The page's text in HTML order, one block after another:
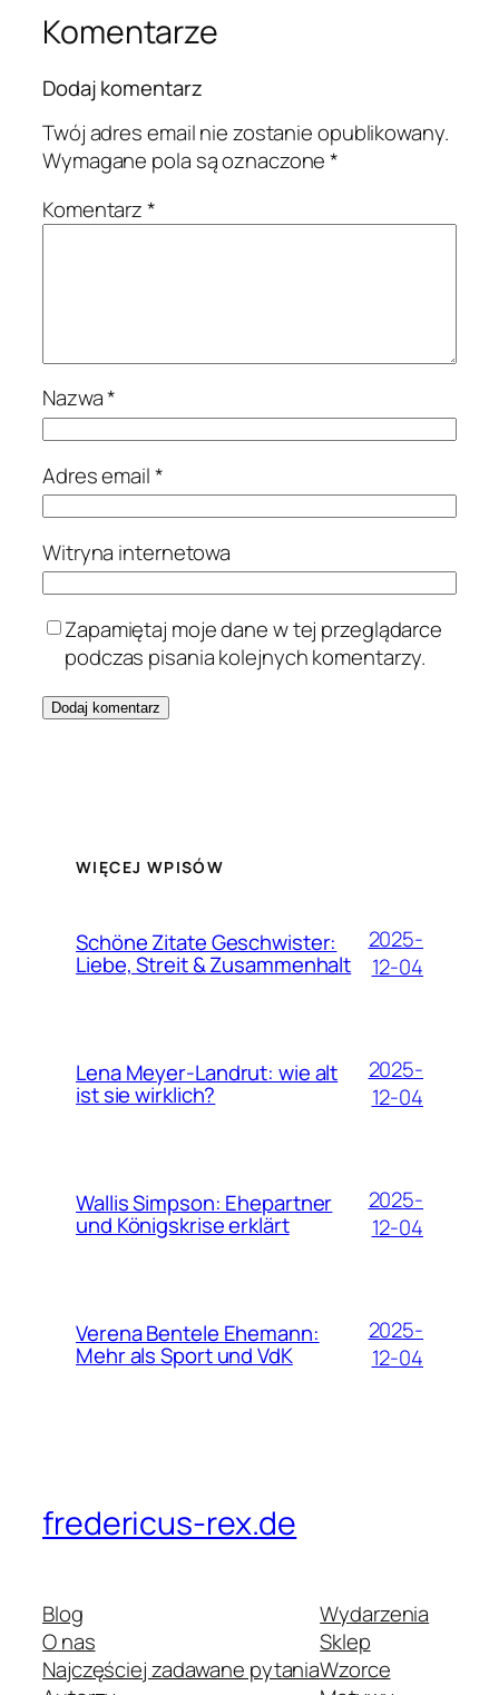
Komentarze
Dodaj komentarz
Twój adres email nie zostanie opublikowany.
Wymagane pola są oznaczone*
Komentarz*
Nazwa*
Adres email*
Witryna internetowa
Zapamiętaj moje dane w tej przeglądarce
podczas pisania kolejnych komentarzy.
WIĘCEJ WPISÓW
Schöne Zitate Geschwister:
Liebe, Streit & Zusammenhalt
2025-
12-04
Lena Meyer-Landrut: wie alt
ist sie wirklich?
2025-
12-04
Wallis Simpson: Ehepartner
und Königskrise erklärt
2025-
12-04
Verena Bentele Ehemann:
Mehr als Sport und VdK
2025-
12-04
fredericus-rex.de
Blog
O nas
Najczęściej zadawane pytania
Wydarzenia
Sklep
Wzorce